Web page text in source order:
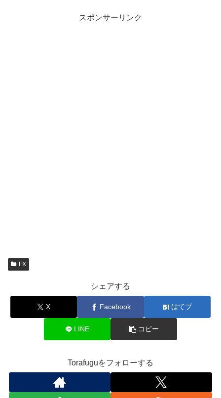
スポンサーリンク
FX
シェアする
X Facebook はてブ
LINE コピー
Torafuguをフォローする